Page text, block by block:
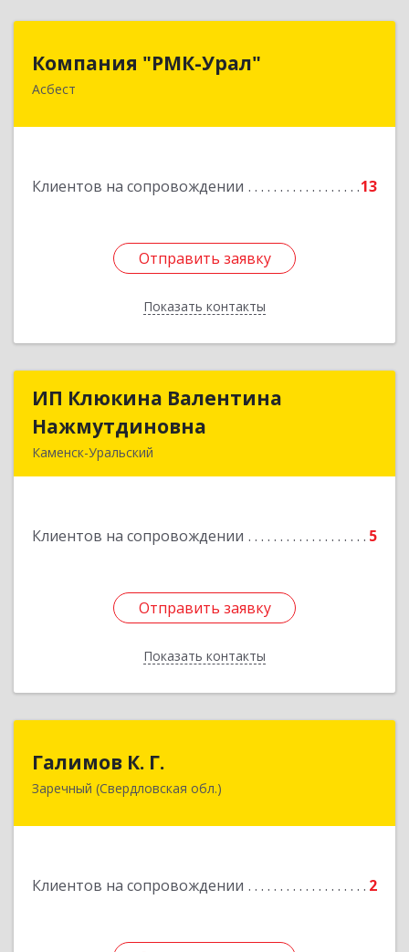
Компания "РМК-Урал"
Асбест
Клиентов на сопровождении 13
Отправить заявку
Показать контакты
Отправить заявку
Назад
ИП Клюкина Валентина
Нажмутдиновна
Каменск-Уральский
Клиентов на сопровождении 5
Отправить заявку
Показать контакты
ИП Клюкина Валентина
Нажмутдиновна
Подробнее
Отправить заявку
Назад
Галимов К. Г.
Заречный (Свердловская обл.)
Клиентов на сопровождении 2
Свердловская обл, г. Заречный, ул. Кузнецова,